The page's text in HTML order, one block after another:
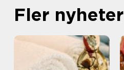
Fler nyheter